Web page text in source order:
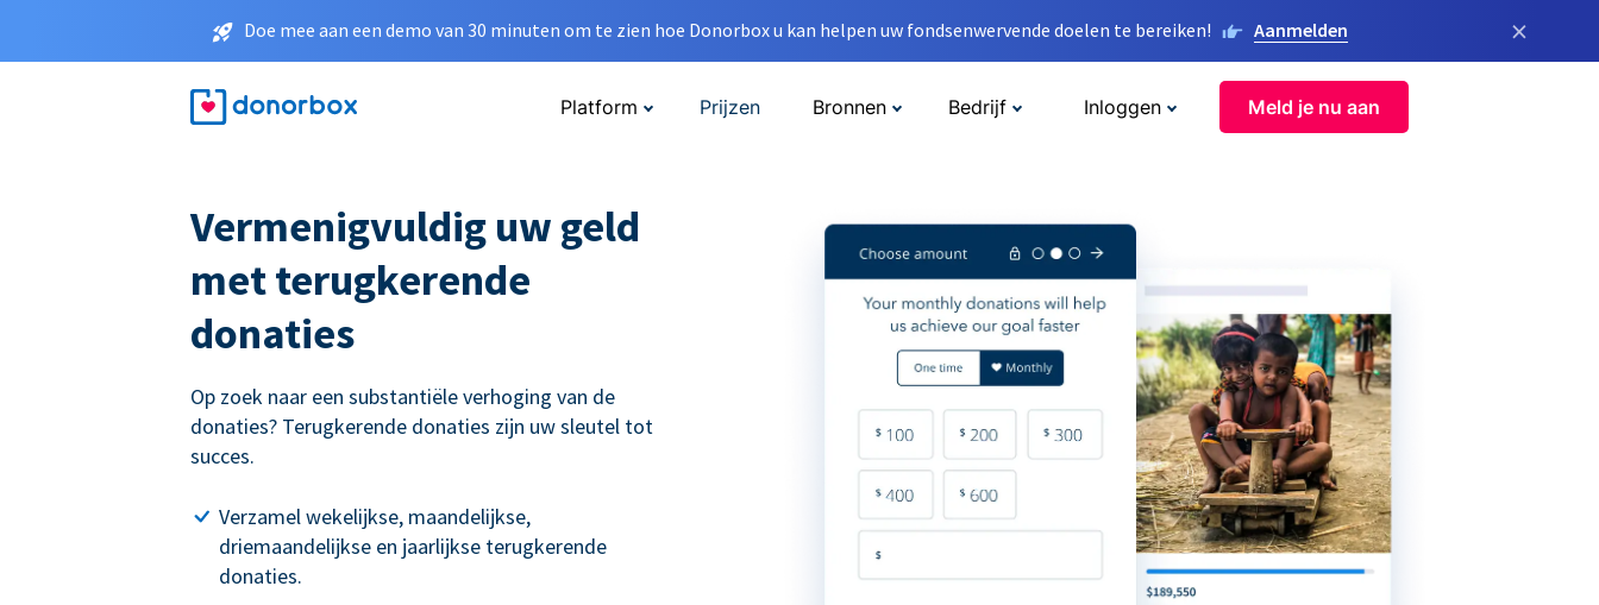
Doe mee aan een demo van 30 minuten om te zien hoe Donorbox u kan helpen uw fondsenwervende doelen te bereiken! Aanmelden ×
Platform Prijzen Bronnen Bedrijf Inloggen Meld je nu aan
Vermenigvuldig uw geld
met terugkerende
donaties
Op zoek naar een substantiële verhoging van de
donaties? Terugkerende donaties zijn uw sleutel tot
succes.
Verzamel wekelijkse, maandelijkse,
driemaandelijkse en jaarlijkse terugkerende
donaties.